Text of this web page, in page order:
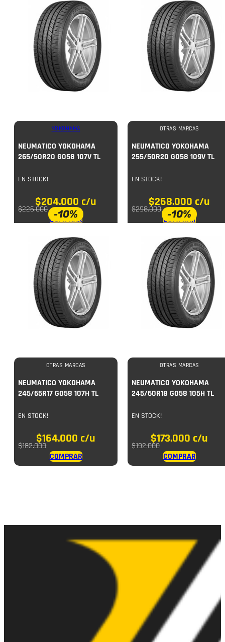
YOKOHAMA
NEUMATICO YOKOHAMA
265/50R20 G058 107V TL
EN STOCK!
$204.000 c/u
$226.000
COMPRAR
OTRAS MARCAS
NEUMATICO YOKOHAMA
255/50R20 G058 109V TL
EN STOCK!
$268.000 c/u
$298.000
COMPRAR
-10%
OTRAS MARCAS
NEUMATICO YOKOHAMA
245/65R17 G058 107H TL
EN STOCK!
$164.000 c/u
$182.000
COMPRAR
-10%
OTRAS MARCAS
NEUMATICO YOKOHAMA
245/60R18 G058 105H TL
EN STOCK!
$173.000 c/u
$192.000
COMPRAR